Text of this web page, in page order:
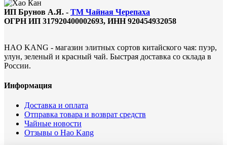
ИП Брунов А.Я. - ТМ Чайная Черепаха
ОГРН ИП 317920400002693, ИНН 920454932058
HAO KANG - магазин элитных сортов китайского чая: пуэр,
улун, зеленый и красный чай. Быстрая доставка со склада в
России.
Информация
Доставка и оплата
Отправка товара и возврат средств
Чайные новости
Отзывы о Hao Kang